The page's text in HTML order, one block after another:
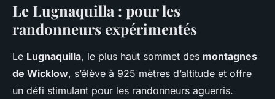
Le Lugnaquilla : pour les
randonneurs expérimentés
Le Lugnaquilla, le plus haut sommet des montagnes
de Wicklow, s’élève à 925 mètres d’altitude et offre
un défi stimulant pour les randonneurs aguerris.